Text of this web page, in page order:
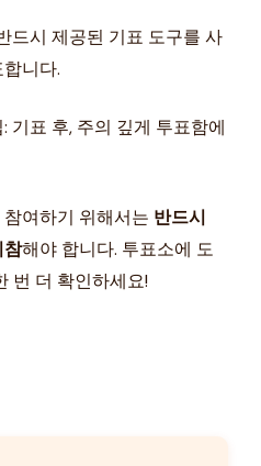
드시 제공된 기표 도구를 사
니다.
기표 후, 주의 깊게 투표함에
여하기 위해서는 반드시
참해야 합니다. 투표소에 도
번 더 확인하세요!